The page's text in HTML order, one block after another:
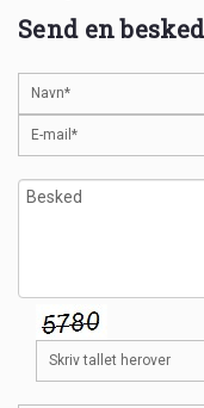
Send en besked